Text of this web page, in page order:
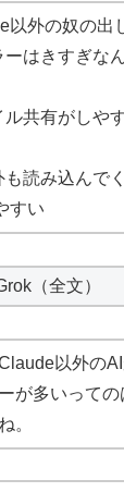
外の奴の出
はきすぎな
共有がしや
読み込んで
すい
（全文）
以外の
が多いって
。